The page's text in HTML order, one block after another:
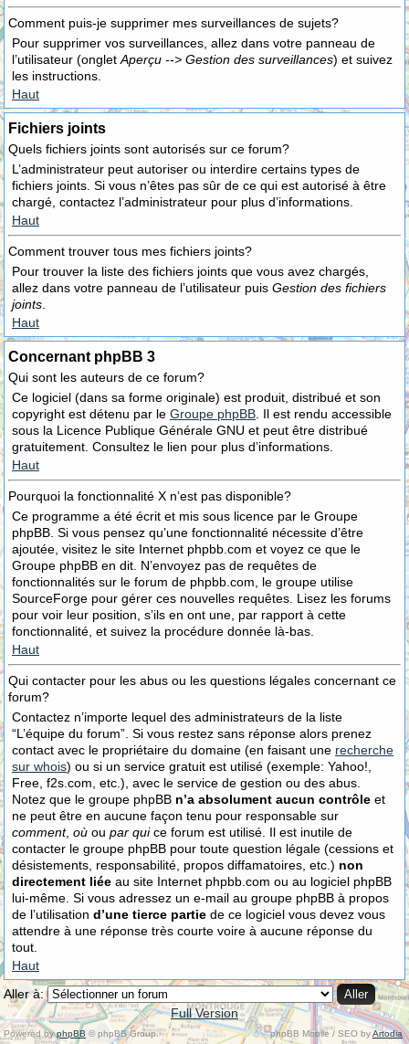
Comment puis-je supprimer mes surveillances de sujets?
Pour supprimer vos surveillances, allez dans votre panneau de
l’utilisateur (onglet Aperçu --> Gestion des surveillances) et suivez
les instructions.
Haut
Fichiers joints
Quels fichiers joints sont autorisés sur ce forum?
L’administrateur peut autoriser ou interdire certains types de
fichiers joints. Si vous n’êtes pas sûr de ce qui est autorisé à être
chargé, contactez l’administrateur pour plus d’informations.
Haut
Comment trouver tous mes fichiers joints?
Pour trouver la liste des fichiers joints que vous avez chargés,
allez dans votre panneau de l’utilisateur puis Gestion des fichiers
joints
Haut
Concernant phpBB 3
Qui sont les auteurs de ce forum?
Ce logiciel (dans sa forme originale) est produit, distribué et son
copyright est détenu par le Groupe phpBB . Il est rendu accessible
sous la Licence Publique Générale GNU et peut être distribué
gratuitement. Consultez le lien pour plus d’informations.
Haut
Pourquoi la fonctionnalité X n’est pas disponible?
Ce programme a été écrit et mis sous licence par le Groupe
phpBB. Si vous pensez qu’une fonctionnalité nécessite d’être
ajoutée, visitez le site Internet phpbb.com et voyez ce que le
Groupe phpBB en dit. N’envoyez pas de requêtes de
fonctionnalités sur le forum de phpbb.com, le groupe utilise
SourceForge pour gérer ces nouvelles requêtes. Lisez les forums
pour voir leur position, s’ils en ont une, par rapport à cette
fonctionnalité, et suivez la procédure donnée là-bas.
Haut
Qui contacter pour les abus ou les questions légales concernant ce
forum?
Contactez n’importe lequel des administrateurs de la liste
“L’équipe du forum”. Si vous restez sans réponse alors prenez
contact avec le propriétaire du domaine (en faisant une recherche
sur whois) ou si un service gratuit est utilisé (exemple: Yahoo!,
Free, f2s.com, etc.), avec le service de gestion ou des abus.
Notez que le groupe phpBB n’a absolument aucun contrôle et
ne peut être en aucune façon tenu pour responsable sur
comment, où ou par quice forum est utilisé. Il est inutile de
contacter le groupe phpBB pour toute question légale (cessions et
désistements, responsabilité, propos diffamatoires, etc.) non
directement liée au site Internet phpbb.com ou au logiciel phpBB
lui-même. Si vous adressez un e-mail au groupe phpBB à propos
de l’utilisation d’une tierce partie de ce logiciel vous devez vous
attendre à une réponse très courte voire à aucune réponse du
tout.
Haut
Aller à:
Full Version
Powered byphpBB © phpBB Group. phpBB Mobile / SEO byArtodia.